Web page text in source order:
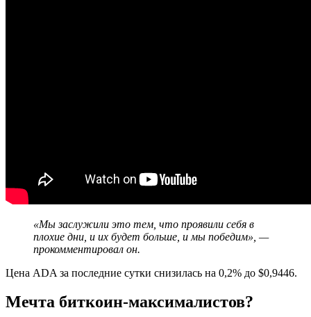
«Мы заслужили это тем, что проявили себя в
плохие дни, и их будет больше, и мы победим», —
прокомментировал он.
Цена ADA за последние сутки снизилась на 0,2% до $0,9446.
Мечта биткоин-максималистов?